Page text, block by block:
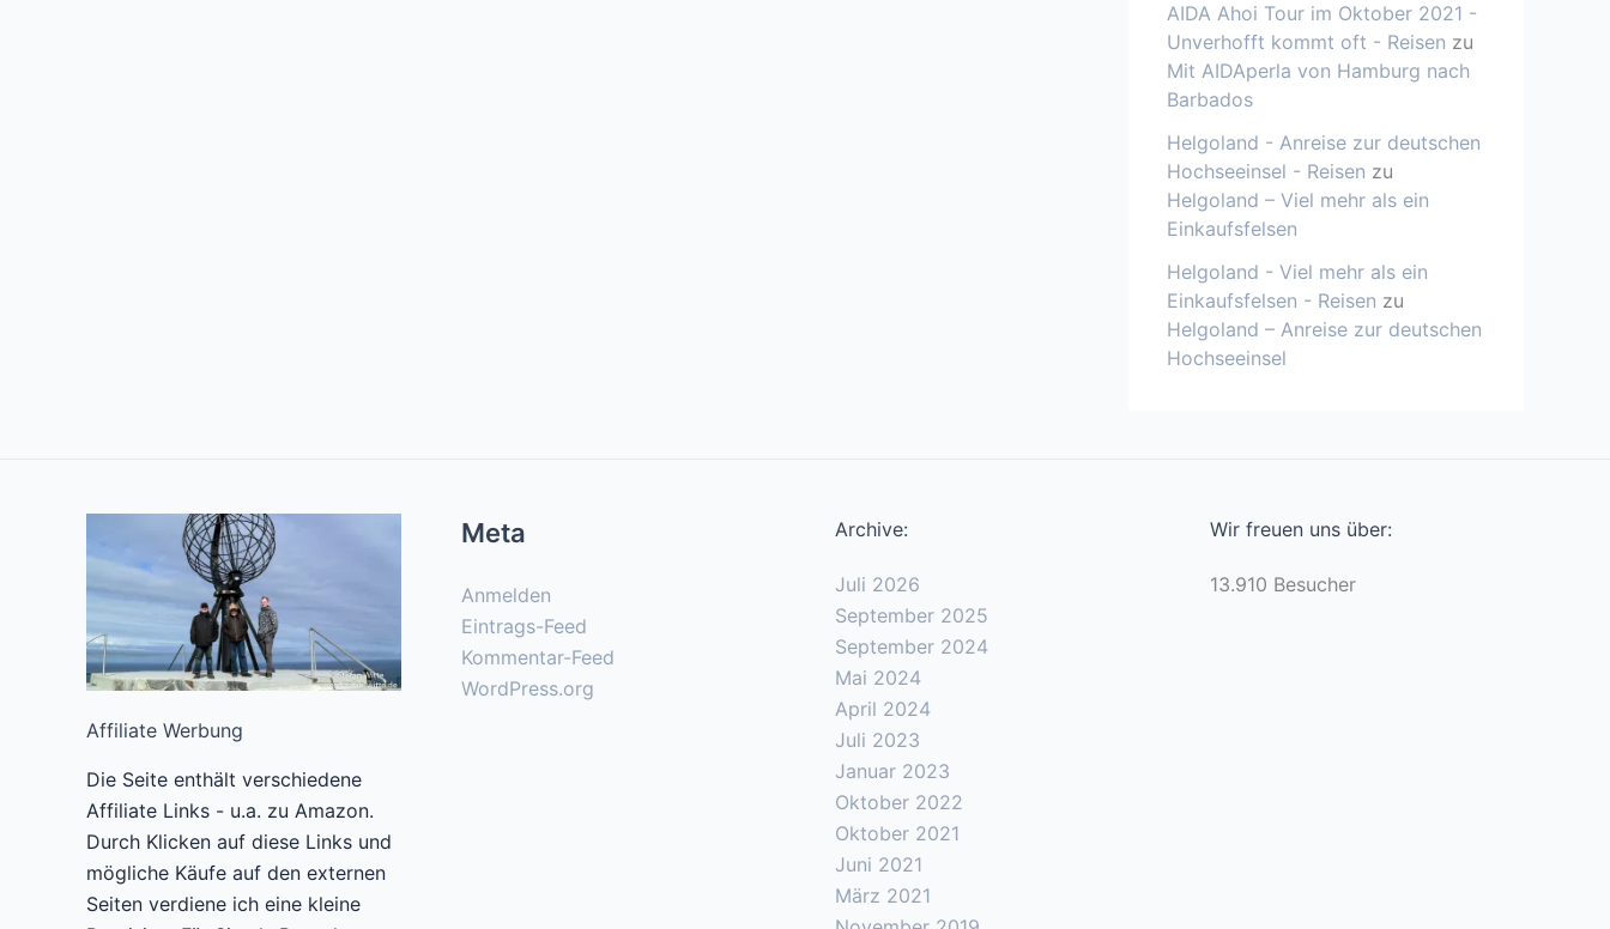
AIDA Ahoi Tour im Oktober 2021 -
Unverhofft kommt oft - Reisen zu
Mit AIDAperla von Hamburg nach
Barbados
Helgoland - Anreise zur deutschen
Hochseeinsel - Reisen zu
Helgoland – Viel mehr als ein
Einkaufsfelsen
Helgoland - Viel mehr als ein
Einkaufsfelsen - Reisen zu
Helgoland – Anreise zur deutschen
Hochseeinsel
Affiliate Werbung
Die Seite enthält verschiedene
Affiliate Links - u.a. zu Amazon.
Durch Klicken auf diese Links und
mögliche Käufe auf den externen
Seiten verdiene ich eine kleine
Meta
Anmelden
Eintrags-Feed
Kommentar-Feed
WordPress.org
Archive:
Juli 2026
September 2025
September 2024
Mai 2024
April 2024
Juli 2023
Januar 2023
Oktober 2022
Oktober 2021
Juni 2021
März 2021
Wir freuen uns über:
13.910 Besucher